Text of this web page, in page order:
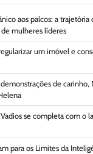
aos palcos: a trajetória
mulheres líderes
um imóvel e
de carinho,
se completa com o
para os Limites da